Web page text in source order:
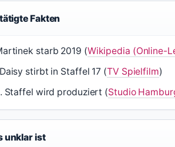
Fakten
starb 2019 (Wikipedia (Online-
stirbt in Staffel 17 (TV Spielfilm)
Staffel wird produziert (Studio
unklar ist